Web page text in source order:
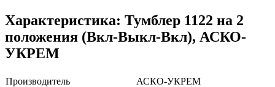
Характеристика: Тумблер 1122 на 2
положения (Вкл-Выкл-Вкл), АСКО-
УКРЕМ
Производитель
АСКО-УКРЕМ